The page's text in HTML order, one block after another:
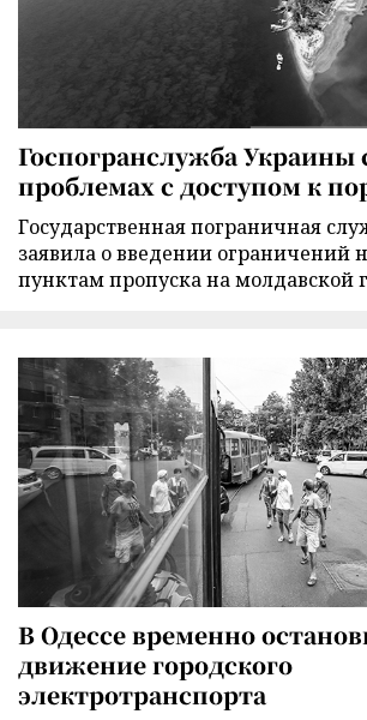
Госпогранслужба Украины
проблемах с доступом к
Государственная пограничная
заявила о введении ограничений
пунктам пропуска на молдавской
В Одессе временно
движение городского
электротранспорта